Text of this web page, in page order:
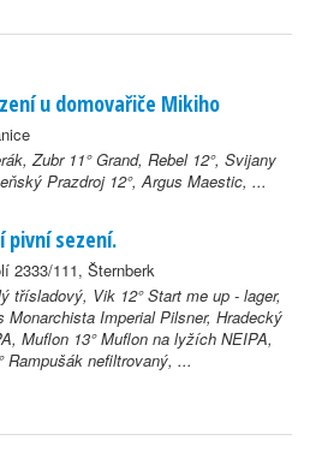
u domovařiče Mikiho
Zubr 11° Grand, Rebel 12°, Svijany
Prazdroj 12°, Argus Maestic, ...
pivní sezení.
2333/111, Šternberk
třísladový, Vik 12° Start me up - lager,
Monarchista Imperial Pilsner, Hradecký
Muflon 13° Muflon na lyžích NEIPA,
Rampušák nefiltrovaný, ...